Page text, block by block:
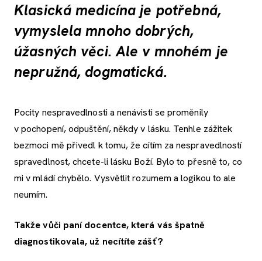
Klasická medicína je potřebná,
vymyslela mnoho dobrých,
úžasných věci. Ale v mnohém je
nepružná, dogmatická.
Pocity nespravedlnosti a nenávisti se proměnily
v pochopení, odpuštění, někdy v lásku. Tenhle zážitek
bezmoci mě přivedl k tomu, že cítím za nespravedlností
spravedlnost, chcete-li lásku Boží. Bylo to přesně to, co
mi v mládí chybělo. Vysvětlit rozumem a logikou to ale
neumím.
Takže vůči paní docentce, která vás špatně
diagnostikovala, už necítíte zášť?